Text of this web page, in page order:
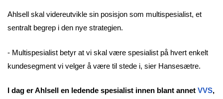
Ahlsell skal videreutvikle sin posisjon som multispesialist, et
sentralt begrep i den nye strategien.
- Multispesialist betyr at vi skal være spesialist på hvert enkelt
kundesegment vi velger å være til stede i, sier Hansesætre.
I dag er Ahlsell en ledende spesialist innen blant annet VVS,